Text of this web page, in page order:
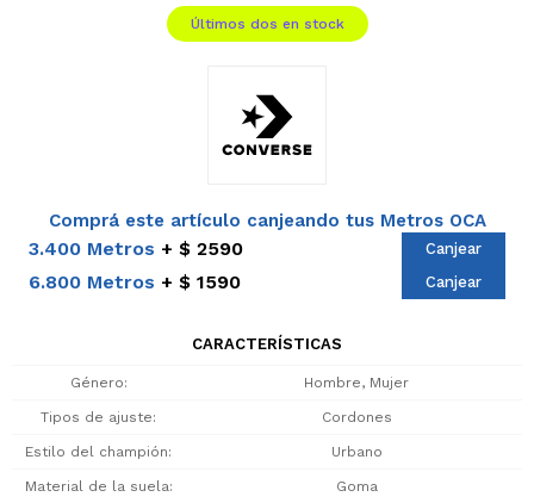
Últimos dos en stock
Comprá este artículo canjeando tus Metros OCA
3.400 Metros $ 2590 Canjear
6.800 Metros $ 1590 Canjear
CARACTERÍSTICAS
Género Hombre, Mujer
Tipos de ajuste Cordones
Estilo del champión Urbano
Material de la suela Goma